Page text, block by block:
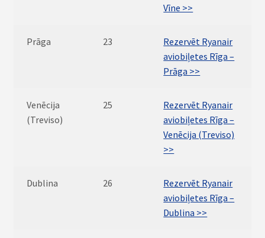
Vīne >>
Prāga 23
Rezervēt Ryanair
aviobiļetes Rīga –
Prāga >>
Venēcija
(Treviso)
25
Rezervēt Ryanair
aviobiļetes Rīga –
Venēcija (Treviso)
>>
Dublina 26
Rezervēt Ryanair
aviobiļetes Rīga –
Dublina >>